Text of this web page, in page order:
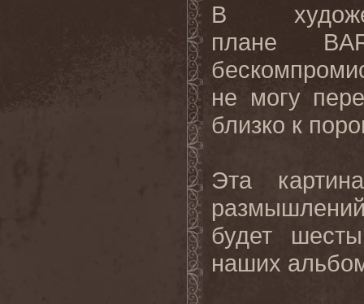
В
плане
не могу
близко к
Эта
будет
наших